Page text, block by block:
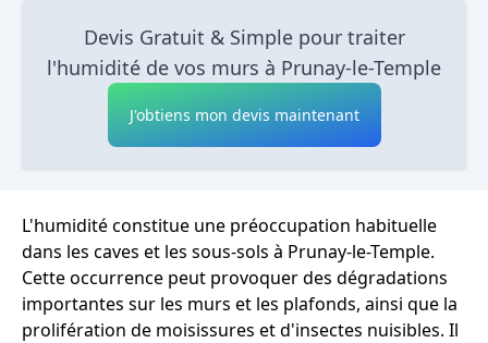
Devis Gratuit & Simple pour traiter
l'humidité de vos murs à Prunay-le-Temple
J'obtiens mon devis maintenant
L'humidité constitue une préoccupation habituelle
dans les caves et les sous-sols à Prunay-le-Temple.
Cette occurrence peut provoquer des dégradations
importantes sur les murs et les plafonds, ainsi que la
prolifération de moisissures et d'insectes nuisibles. Il